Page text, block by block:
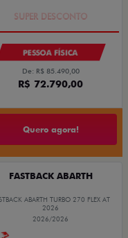
PESSOA FÍSICA
De: R$ 85.490,00
R$ 72.790,00
Quero agora!
FASTBACK ABARTH
ABARTH TURBO 270 FLEX AT
2026
2026/2026